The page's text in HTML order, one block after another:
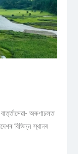
অৰুণাচলত
বিভিন্ন স্থানৰ